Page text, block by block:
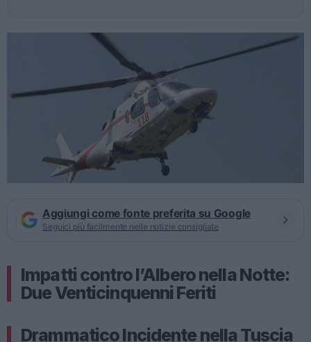
Aggiungi come fonte preferita su Google
Seguici più facilmente nelle notizie consigliate
Impatti contro l’Albero nella Notte:
Due Venticinquenni Feriti
Drammatico Incidente nella Tuscia